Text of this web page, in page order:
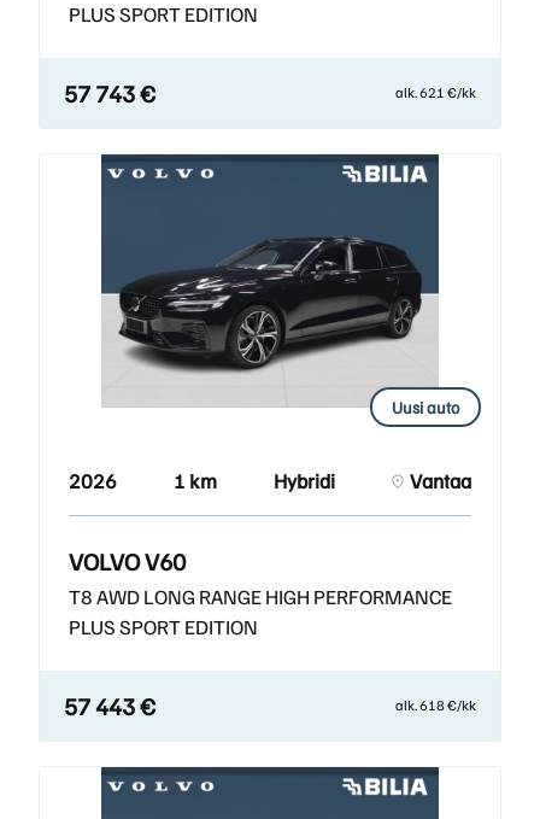
PLUS SPORT EDITION
57 743 € alk. 621 €/kk
Uusi auto
2026 1 km Hybridi Vantaa
VOLVO V60
T8 AWD LONG RANGE HIGH PERFORMANCE
PLUS SPORT EDITION
57 443 € alk. 618 €/kk